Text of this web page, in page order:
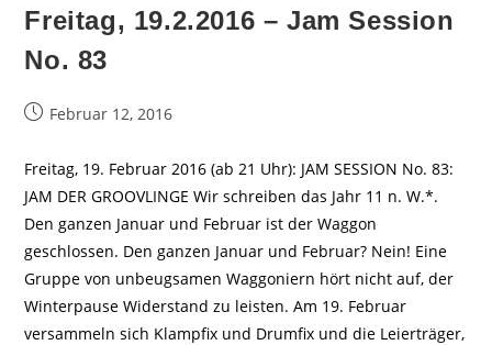
Freitag, 19.2.2016 – Jam Session
No. 83
BeitragFebruar 12, 2016
Freitag, 19. Februar 2016 (ab 21 Uhr): JAM SESSION No. 83:
JAM DER GROOVLINGE Wir schreiben das Jahr 11 n. W.*.
Den ganzen Januar und Februar ist der Waggon
geschlossen. Den ganzen Januar und Februar? Nein! Eine
Gruppe von unbeugsamen Waggoniern hört nicht auf, der
Winterpause Widerstand zu leisten. Am 19. Februar
versammeln sich Klampfix und Drumfix und die Leierträger,